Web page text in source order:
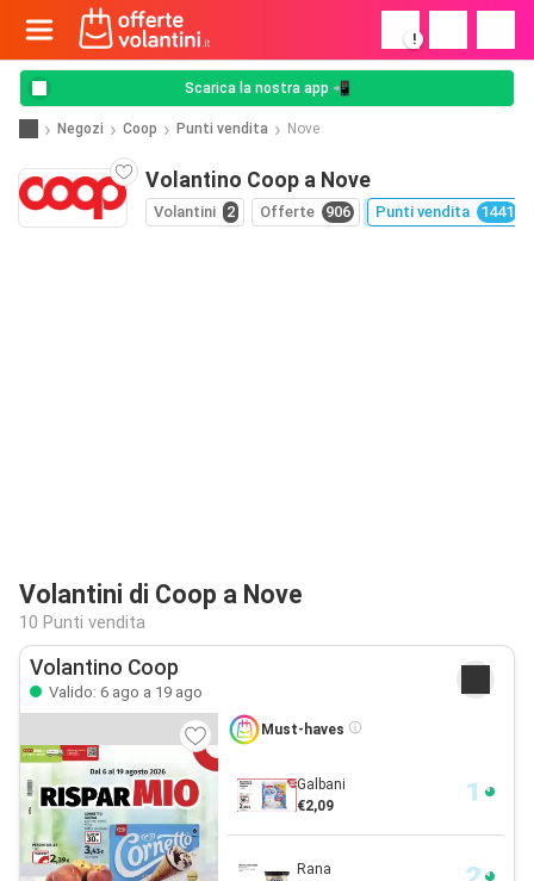
!
Scarica la nostra app 📲
Negozi Coop Punti vendita Nove
Volantino Coop a Nove
Volantini 2 Offerte 906 Punti vendita 1441
Volantini di Coop a Nove
10 Punti vendita
Volantino Coop
Valido: 6 ago a 19 ago
Must-haves
Galbani
€2,09
Rana